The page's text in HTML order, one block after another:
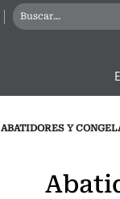
BUSCAR
POR:
ABATIDORES Y